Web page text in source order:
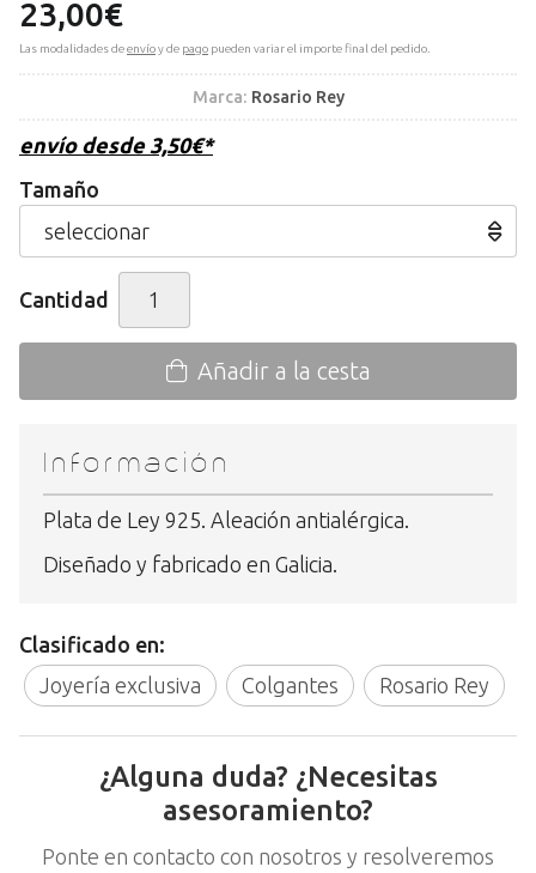
23,00€
Las modalidades deenvíoy de pago pueden variar el importe final del pedido.
Marca: Rosario Rey
envío desde 3,50€*
Tamaño
Cantidad
Añadir a la cesta
Información
Plata de Ley 925. Aleación antialérgica.
Diseñado y fabricado en Galicia.
Clasificado en:
Joyería exclusiva
Colgantes Rosario Rey
¿Alguna duda? ¿Necesitas
asesoramiento?
Ponte en contacto con nosotros y resolveremos